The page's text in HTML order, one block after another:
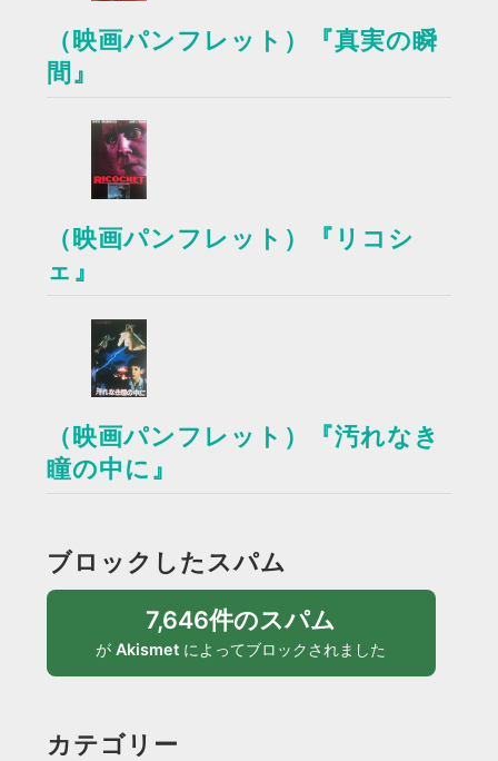
（映画パンフレット）『真実の瞬
間』
（映画パンフレット）『リコシ
ェ』
（映画パンフレット）『汚れなき
瞳の中に』
ブロックしたスパム
7,646件のスパム
がAkismet によってブロックされました
カテゴリー